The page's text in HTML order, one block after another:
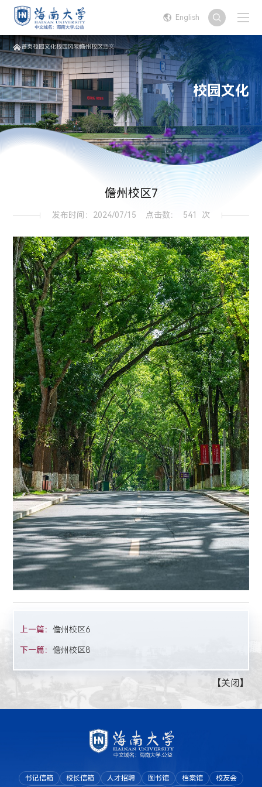
English
首页校园文化校园风物儋州校区正文
校园文化
儋州校区7
发布时间：2024/07/15 点击数： 541 次
上一篇：儋州校区6
下一篇：儋州校区8
【关闭 】
书记信箱 校长信箱 人才招聘 图书馆 档案馆 校友会